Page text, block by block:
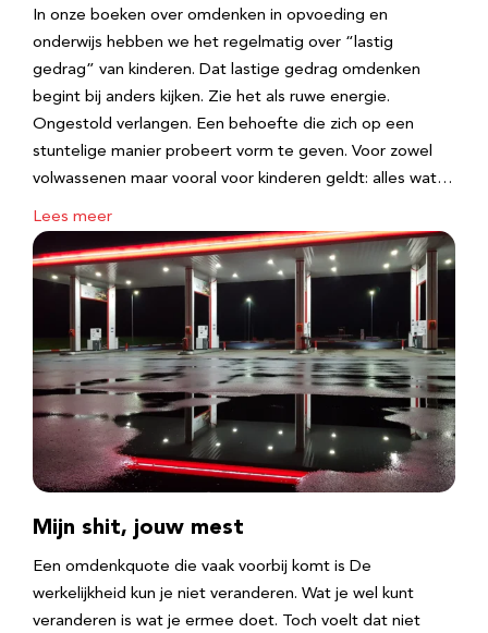
In onze boeken over omdenken in opvoeding en
onderwijs hebben we het regelmatig over “lastig
gedrag” van kinderen. Dat lastige gedrag omdenken
begint bij anders kijken. Zie het als ruwe energie.
Ongestold verlangen. Een behoefte die zich op een
stuntelige manier probeert vorm te geven. Voor zowel
volwassenen maar vooral voor kinderen geldt: alles wat…
Lees meer
Mijn shit, jouw mest
Een omdenkquote die vaak voorbij komt is De
werkelijkheid kun je niet veranderen. Wat je wel kunt
veranderen is wat je ermee doet. Toch voelt dat niet